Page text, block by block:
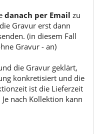
danach per Email zu
Gravur erst dann
(in diesem Fall
Gravur - an)
die Gravur geklärt,
konkretisiert und die
ist die Lieferzeit
nach Kollektion kann